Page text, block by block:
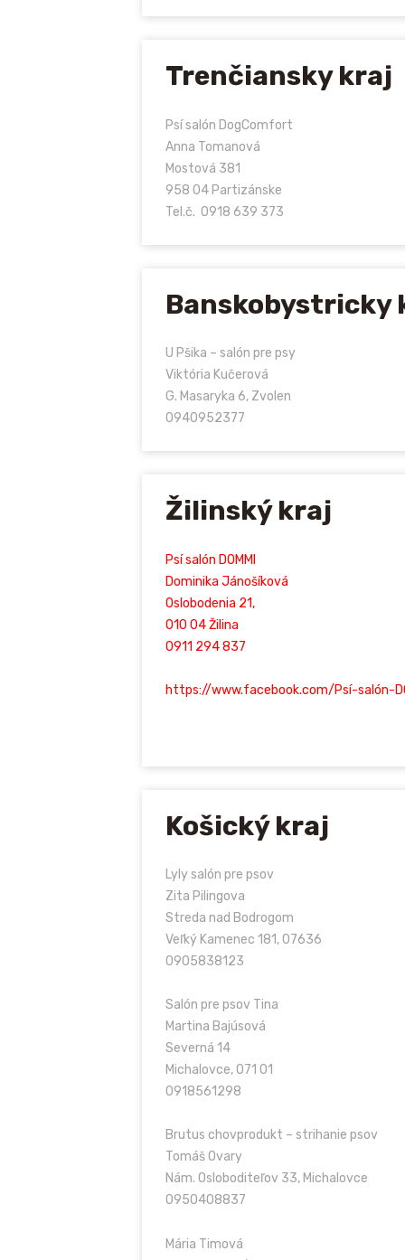
Trenčiansky kraj
Psí salón DogComfort
Anna Tomanová
Mostová 381
958 04 Partizánske
Tel.č. 0918 639 373
Banskobystricky
U Pšika – salón pre psy
Viktória Kučerová
G. Masaryka 6, Zvolen
0940952377
Žilinský kraj
Psí salón DOMMI
Dominika Jánošíková
Oslobodenia 21,
010 04 Žilina
0911 294 837
https://www.facebook.com/Psí-salón-
Košický kraj
Lyly salón pre psov
Zita Pilingova
Streda nad Bodrogom
Veľký Kamenec 181, 07636
0905838123
Salón pre psov Tina
Martina Bajúsová
Severná 14
Michalovce, 071 01
0918561298
Brutus chovprodukt – strihanie psov
Tomáš Ovary
Nám. Osloboditeľov 33, Michalovce
0950408837
Mária Timová